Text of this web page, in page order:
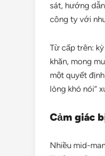
sát, hướng
công ty với
Từ cấp trên:
khăn, mong
một quyết
lòng khó nói”
Cảm giác
Nhiều mid-